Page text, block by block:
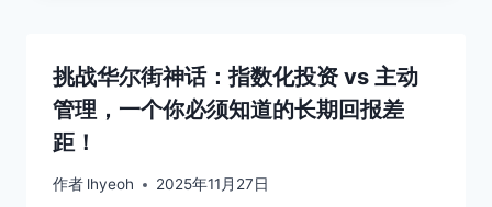
挑战华尔街神话：指数化投资 vs 主动
管理，一个你必须知道的长期回报差
距！
作者 lhyeoh 2025年11月27日